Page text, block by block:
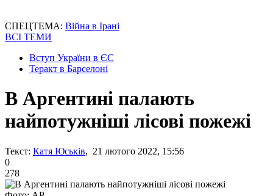
СПЕЦТЕМА: Війна в Ірані
ВСІ ТЕМИ
Вступ України в ЄС
Теракт в Барселоні
В Аргентині палають
найпотужніші лісові пожежі
Текст: Катя Юськів, 21 лютого 2022, 15:56
0
278